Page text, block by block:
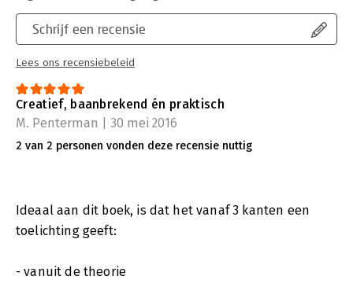
Schrijf een recensie
Lees ons recensiebeleid
Creatief, baanbrekend én praktisch
M. Penterman | 30 mei 2016
2 van 2 personen vonden deze recensie nuttig
Ideaal aan dit boek, is dat het vanaf 3 kanten een
toelichting geeft:
- vanuit de theorie